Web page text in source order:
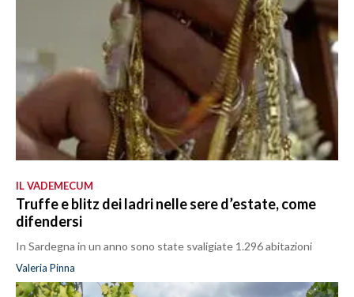
IL VADEMECUM
Truffe e blitz dei ladri nelle sere d’estate, come
difendersi
In Sardegna in un anno sono state svaligiate 1.296 abitazioni
Valeria Pinna